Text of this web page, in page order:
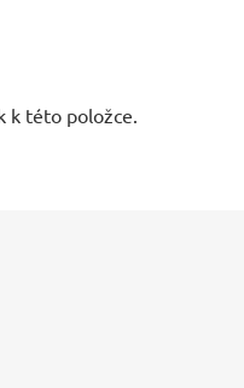
k této položce.